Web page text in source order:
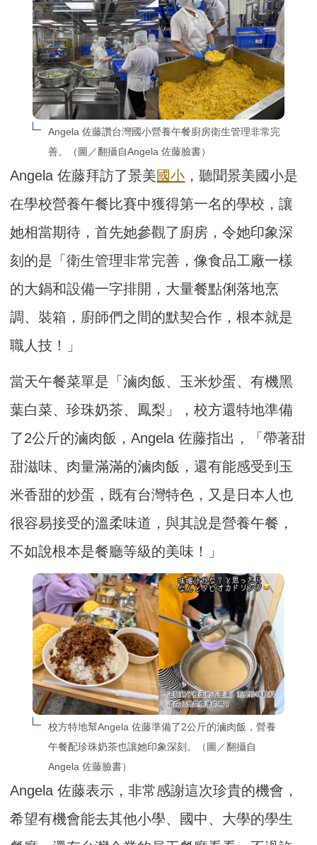
Angela 佐藤讚台灣國小營養午餐廚房衛生管理非常完
善。（圖／翻攝自Angela 佐藤臉書）
Angela 佐藤拜訪了景美國小 ，聽聞景美國小是
在學校營養午餐比賽中獲得第一名的學校，讓
她相當期待，首先她參觀了廚房，令她印象深
刻的是「衛生管理非常完善，像食品工廠一樣
的大鍋和設備一字排開，大量餐點俐落地烹
調、裝箱，廚師們之間的默契合作，根本就是
職人技！」
當天午餐菜單是「滷肉飯、玉米炒蛋、有機黑
葉白菜、珍珠奶茶、鳳梨」，校方還特地準備
了2公斤的滷肉飯，Angela 佐藤指出，「帶著甜
甜滋味、肉量滿滿的滷肉飯，還有能感受到玉
米香甜的炒蛋，既有台灣特色，又是日本人也
很容易接受的溫柔味道，與其說是營養午餐，
不如說根本是餐廳等級的美味！」
校方特地幫Angela 佐藤準備了2公斤的滷肉飯，營養
午餐配珍珠奶茶也讓她印象深刻。（圖／翻攝自
Angela 佐藤臉書）
Angela 佐藤表示，非常感謝這次珍貴的機會，
希望有機會能去其他小學、國中、大學的學生